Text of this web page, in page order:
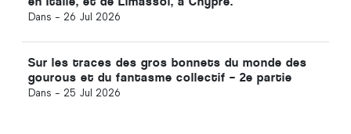
Dans - 26 Jul 2026
Sur les traces des gros bonnets du monde des
gourous et du fantasme collectif – 2e partie
Dans - 25 Jul 2026